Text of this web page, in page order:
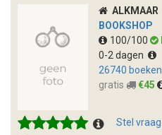
ALKMAAR
BOOKSHOP
100/100
0-2 dagen
26740 boeken
gratis
€45
Stel vraag